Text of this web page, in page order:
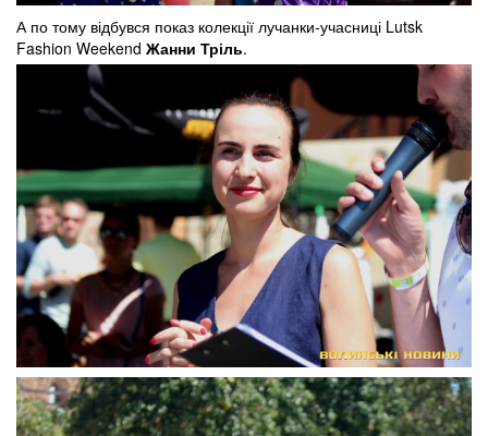
А по тому відбувся показ колекції лучанки-учасниці Lutsk
Fashion Weekend Жанни Тріль.